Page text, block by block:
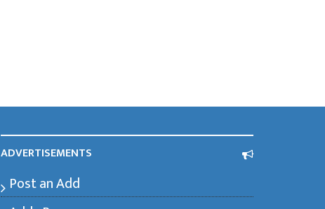
ADVERTISEMENTS
Post an Add